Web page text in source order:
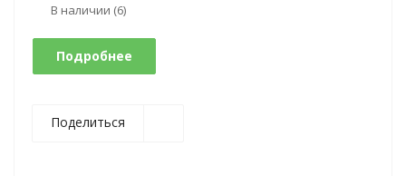
В наличии (6)
Подробнее
Поделиться